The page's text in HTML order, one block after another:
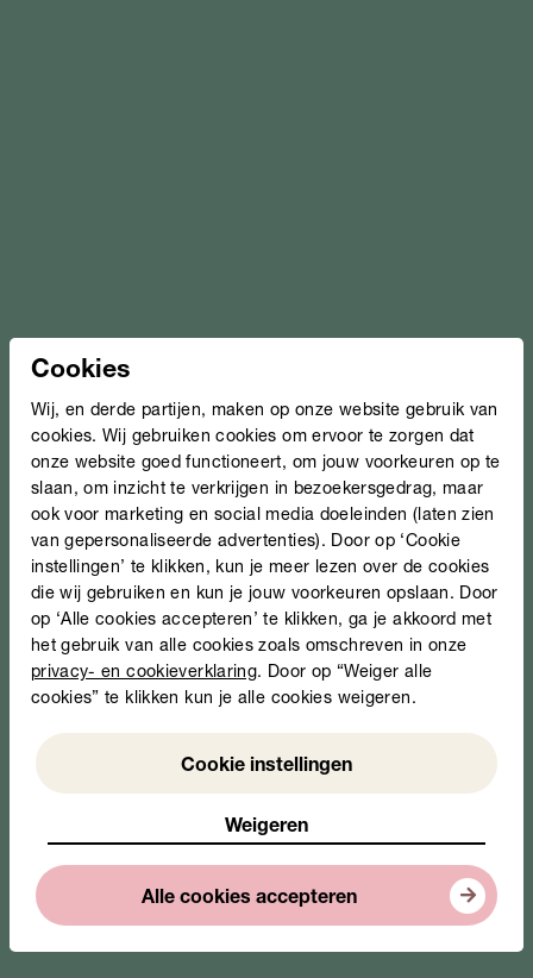
Cookies
Wij, en derde partijen, maken op onze website gebruik van
cookies. Wij gebruiken cookies om ervoor te zorgen dat
onze website goed functioneert, om jouw voorkeuren op te
slaan, om inzicht te verkrijgen in bezoekersgedrag, maar
ook voor marketing en social media doeleinden (laten zien
van gepersonaliseerde advertenties). Door op ‘Cookie
instellingen’ te klikken, kun je meer lezen over de cookies
die wij gebruiken en kun je jouw voorkeuren opslaan. Door
op ‘Alle cookies accepteren’ te klikken, ga je akkoord met
het gebruik van alle cookies zoals omschreven in onze
privacy- en cookieverklaring. Door op “Weiger alle
cookies” te klikken kun je alle cookies weigeren.
Cookie instellingen
Weigeren
Alle cookies accepteren